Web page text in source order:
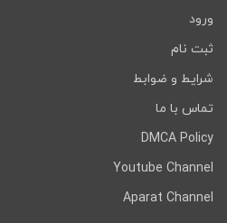
ورود
ثبت نام
شرایط و ضوابط
تماس با ما
DMCA Policy
Youtube Channel
Aparat Channel